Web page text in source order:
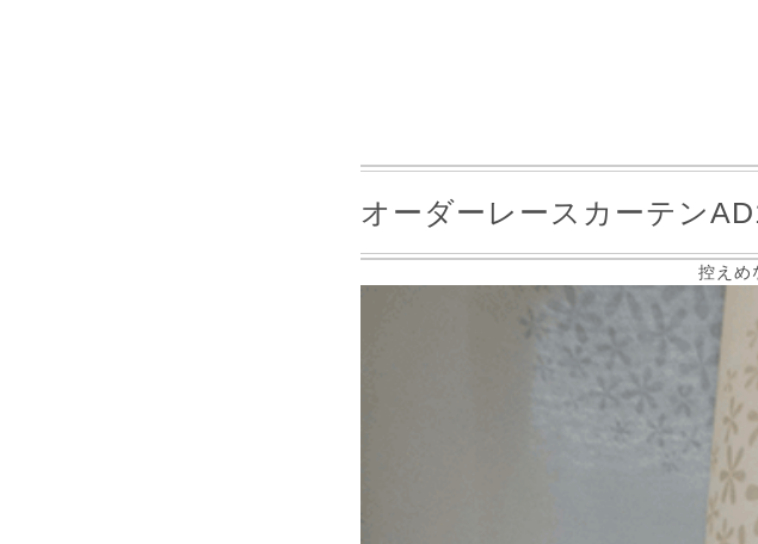
オーダーレースカーテン
控えめ